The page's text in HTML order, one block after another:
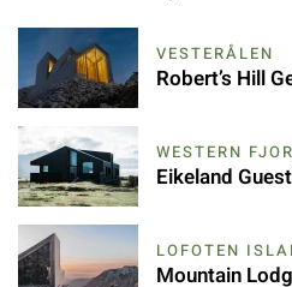
VESTERÅLEN
Robert’s Hill
WESTERN
Eikeland
LOFOTEN
Mountain